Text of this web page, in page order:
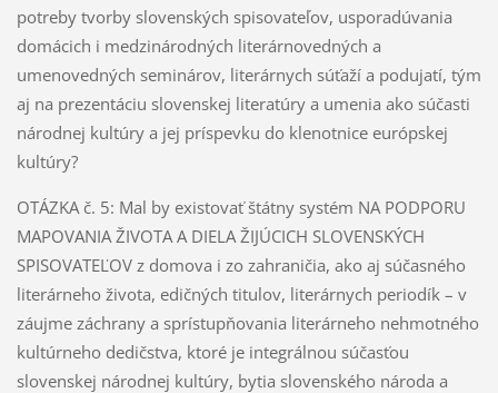
potreby tvorby slovenských spisovateľov, usporadúvania
domácich i medzinárodných literárnovedných a
umenovedných seminárov, literárnych súťaží a podujatí, tým
aj na prezentáciu slovenskej literatúry a umenia ako súčasti
národnej kultúry a jej príspevku do klenotnice európskej
kultúry?
OTÁZKA č. 5: Mal by existovať štátny systém NA PODPORU
MAPOVANIA ŽIVOTA A DIELA ŽIJÚCICH SLOVENSKÝCH
SPISOVATEĽOV z domova i zo zahraničia, ako aj súčasného
literárneho života, edičných titulov, literárnych periodík – v
záujme záchrany a sprístupňovania literárneho nehmotného
kultúrneho dedičstva, ktoré je integrálnou súčasťou
slovenskej národnej kultúry, bytia slovenského národa a